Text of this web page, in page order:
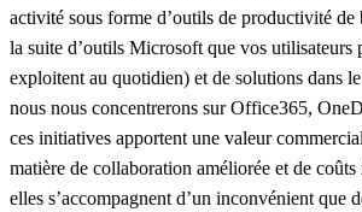
activité sous forme d’outils de productivité de
la suite d’outils Microsoft que vos utilisateurs
exploitent au quotidien) et de solutions dans
nous nous concentrerons sur Office365,
ces initiatives apportent une valeur
matière de collaboration améliorée et de
elles s’accompagnent d’un inconvénient que